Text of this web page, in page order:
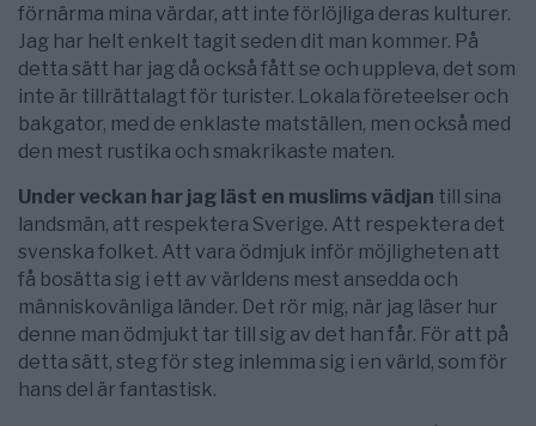
förnärma mina värdar, att inte förlöjliga deras kulturer.
Jag har helt enkelt tagit seden dit man kommer. På
detta sätt har jag då också fått se och uppleva, det som
inte är tillrättalagt för turister. Lokala företeelser och
bakgator, med de enklaste matställen, men också med
den mest rustika och smakrikaste maten.
Under veckan har jag läst en muslims vädjan till sina
landsmän, att respektera Sverige. Att respektera det
svenska folket. Att vara ödmjuk inför möjligheten att
få bosätta sig i ett av världens mest ansedda och
människovänliga länder. Det rör mig, när jag läser hur
denne man ödmjukt tar till sig av det han får. För att på
detta sätt, steg för steg inlemma sig i en värld, som för
hans del är fantastisk.